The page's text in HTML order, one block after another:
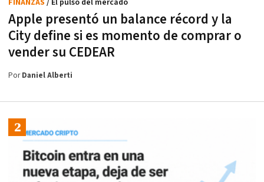
Apple presentó un balance récord y la
City define si es momento de comprar o
vender su CEDEAR
PorDaniel Alberti